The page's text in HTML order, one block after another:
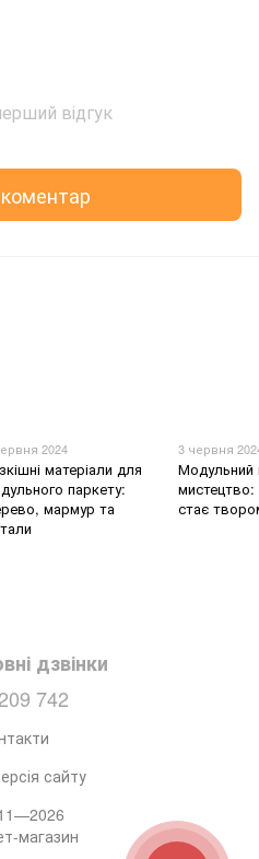
відгук
2024
матеріали для
паркету:
мармур та
3 червня
Модульний
мистецтво:
стає
дзвінки
742
сайту
магазин